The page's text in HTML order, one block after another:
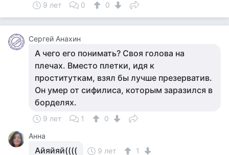
9 лет 0 0
Сергей Анахин
А чего его понимать? Своя голова на
плечах. Вместо плетки, идя к
проституткам, взял бы лучше презерватив.
Он умер от сифилиса, которым заразился в
борделях.
9 лет 1
0
Анна
Айяйяй(((( 9 лет 1